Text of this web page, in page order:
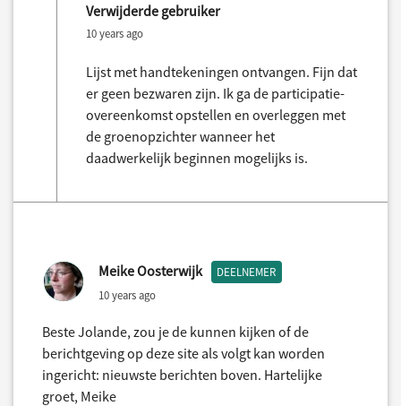
Verwijderde gebruiker
10 years ago
Lijst met handtekeningen ontvangen. Fijn dat
er geen bezwaren zijn. Ik ga de participatie-
overeenkomst opstellen en overleggen met
de groenopzichter wanneer het
daadwerkelijk beginnen mogelijks is.
Meike Oosterwijk DEELNEMER
10 years ago
Beste Jolande, zou je de kunnen kijken of de
berichtgeving op deze site als volgt kan worden
ingericht: nieuwste berichten boven. Hartelijke
groet, Meike